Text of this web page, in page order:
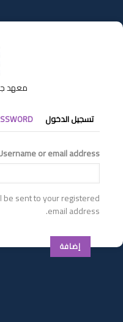
إلى
المحتوى
معهد
التبويبات
الأساسية
تسجيل الدخول
or email address
sent to your registered
email address.